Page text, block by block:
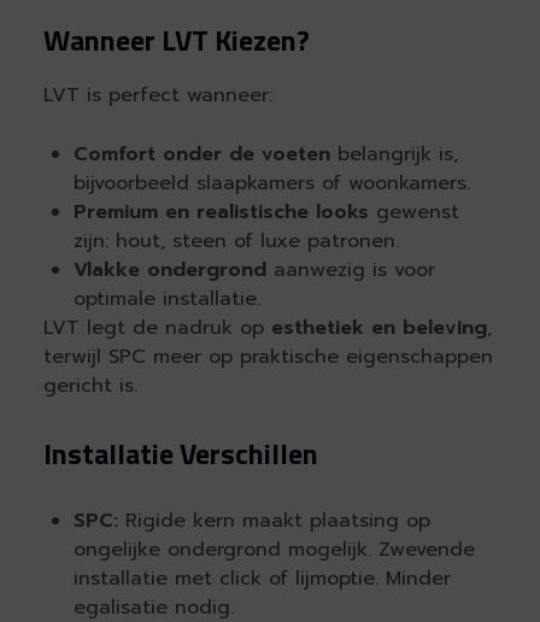
Wanneer LVT Kiezen?
LVT is perfect wanneer:
Comfort onder de voetenbelangrijk is,
bijvoorbeeld slaapkamers of woonkamers.
Premium en realistische looks gewenst
zijn: hout, steen of luxe patronen.
Vlakke ondergrondaanwezig is voor
optimale installatie.
LVT legt de nadruk op esthetiek en beleving,
terwijl SPC meer op praktische eigenschappen
gericht is.
Installatie Verschillen
SPC: Rigide kern maakt plaatsing op
ongelijke ondergrond mogelijk. Zwevende
installatie met click of lijmoptie. Minder
egalisatie nodig.